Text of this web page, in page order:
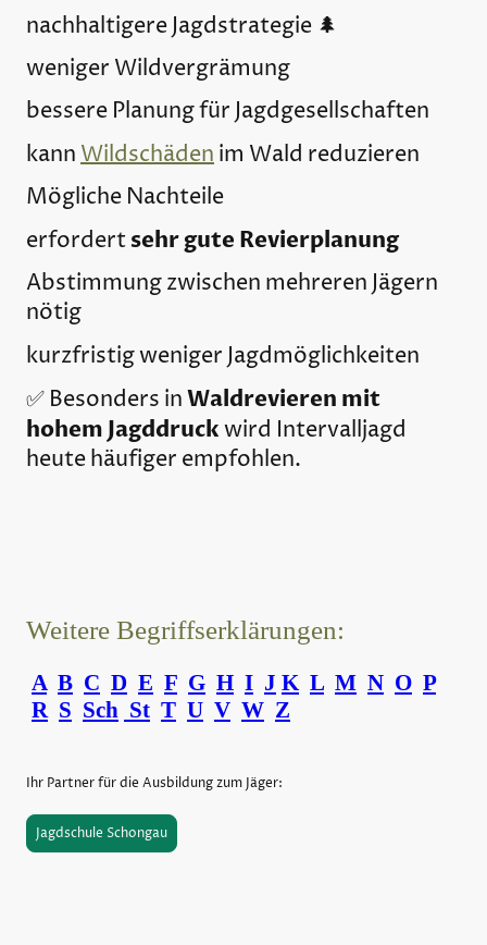
nachhaltigere Jagdstrategie 🌲
weniger Wildvergrämung
bessere Planung für Jagdgesellschaften
kannWildschädenim Wald reduzieren
Mögliche Nachteile
erfordertsehr gute Revierplanung
Abstimmung zwischen mehreren Jägern
nötig
kurzfristig weniger Jagdmöglichkeiten
✅ Besonders inWaldrevieren mit
hohem Jagddruckwird Intervalljagd
heute häufiger empfohlen.
Weitere Begriffserklärungen:
A B C D E F G H I J K L M N O P
R S Sch St T U V W Z
Ihr Partner für die Ausbildung zum Jäger:
Jagdschule Schongau